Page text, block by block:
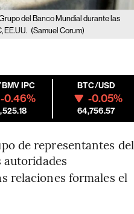
del Banco Mundial durante las
EE.UU. (Samuel Corum)
IPC
-0.46%
BTC/USD
-0.05%
64,756.57
de representantes del
autoridades
relaciones formales el